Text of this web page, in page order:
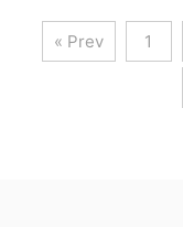
« Prev 1